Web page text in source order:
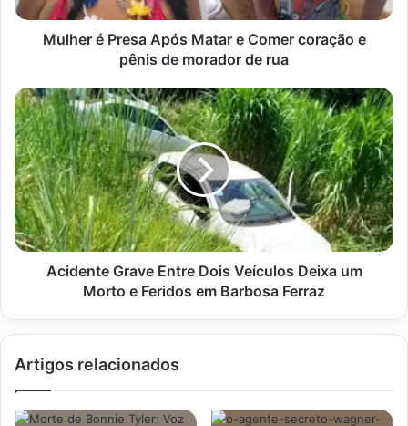
e
pênis
de
rua
Mulher é Presa Após Matar e Comer coração e
pênis de morador de rua
Acidente
Grave
Entre
Dois
Veículos
Deixa
um
Morto
e
FeridosAcidente Grave Entre Dois Veículos Deixa um
Morto e Feridos em Barbosa Ferraz
Artigos relacionados